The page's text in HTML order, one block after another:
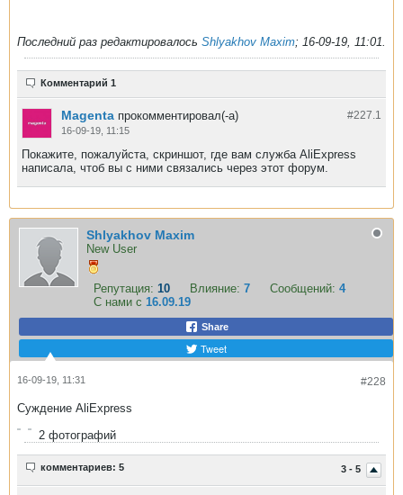
Последний раз редактировалось Shlyakhov Maxim; 16-09-19, 11:01.
Комментарий 1
#227.1
Magenta прокомментировал(-а)
16-09-19, 11:15
Покажите, пожалуйста, скриншот, где вам служба AliExpress
написала, чтоб вы с ними связались через этот форум.
Shlyakhov Maxim
New User
Репутация: 10 Влияние: 7 Сообщений: 4
С нами с 16.09.19
Share
Tweet
#228
16-09-19, 11:31
Суждение AliExpress
2 фотографий
3 - 5
комментариев: 5